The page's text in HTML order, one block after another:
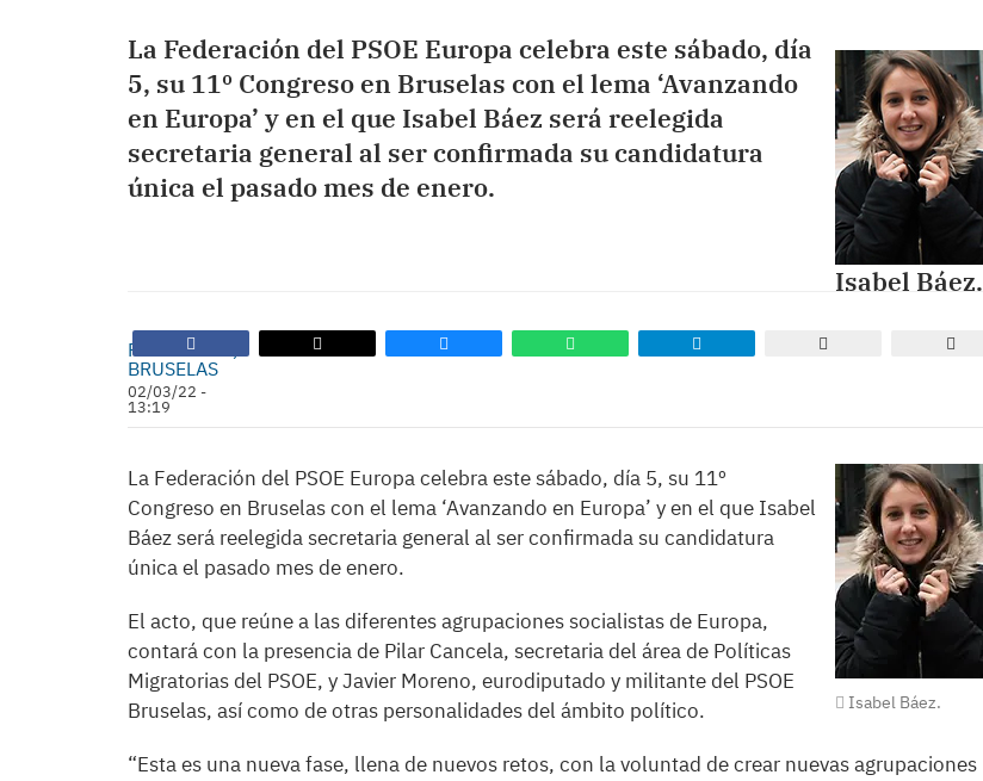
Isabel Báez.
La Federación del PSOE Europa celebra este sábado, día
5, su 11º Congreso en Bruselas con el lema ‘Avanzando
en Europa’ y en el que Isabel Báez será reelegida
secretaria general al ser confirmada su candidatura
única el pasado mes de enero.
REDACCIÓN,
BRUSELAS
02/03/22 -
13:19
Isabel Báez.
La Federación del PSOE Europa celebra este sábado, día 5, su 11º
Congreso en Bruselas con el lema ‘Avanzando en Europa’ y en el que Isabel
Báez será reelegida secretaria general al ser confirmada su candidatura
única el pasado mes de enero.
El acto, que reúne a las diferentes agrupaciones socialistas de Europa,
contará con la presencia de Pilar Cancela, secretaria del área de Políticas
Migratorias del PSOE, y Javier Moreno, eurodiputado y militante del PSOE
Bruselas, así como de otras personalidades del ámbito político.
“Esta es una nueva fase, llena de nuevos retos, con la voluntad de crear nuevas agrupaciones